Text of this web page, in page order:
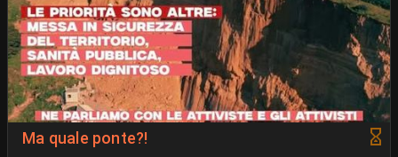
Ma quale ponte?!